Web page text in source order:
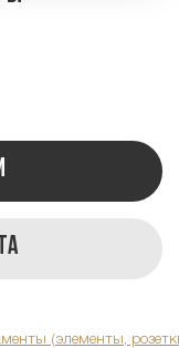
(элементы,